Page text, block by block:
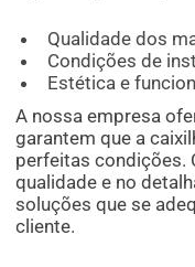
Qualidade dos
Condições de
Estética e
A nossa empresa
garantem que a
perfeitas condições.
qualidade e no
soluções que se
cliente.